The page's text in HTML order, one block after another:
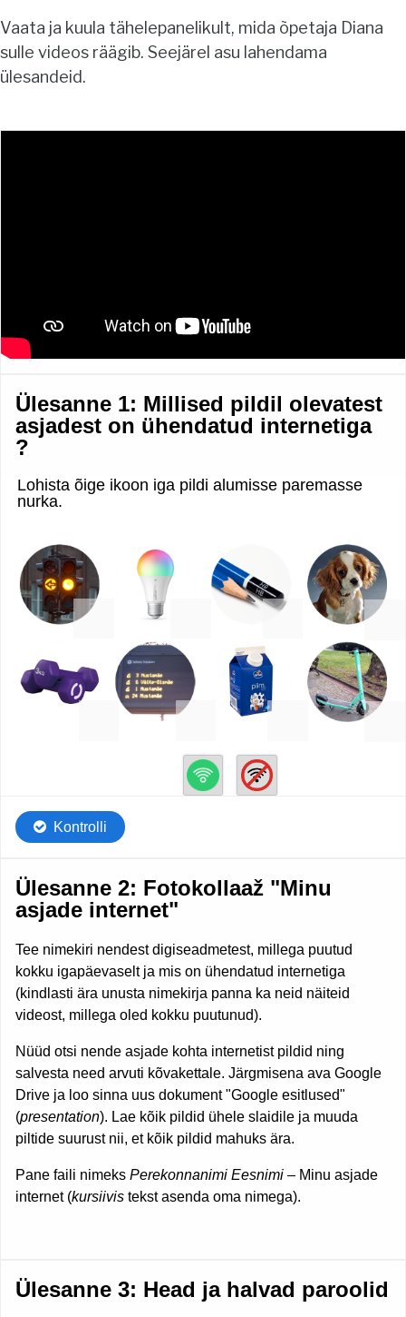
Vaata ja kuula tähelepanelikult, mida õpetaja Diana
sulle videos räägib. Seejärel asu lahendama
ülesandeid.